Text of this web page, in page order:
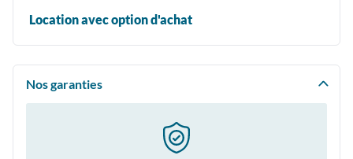
Location avec option d'achat
Nos garanties